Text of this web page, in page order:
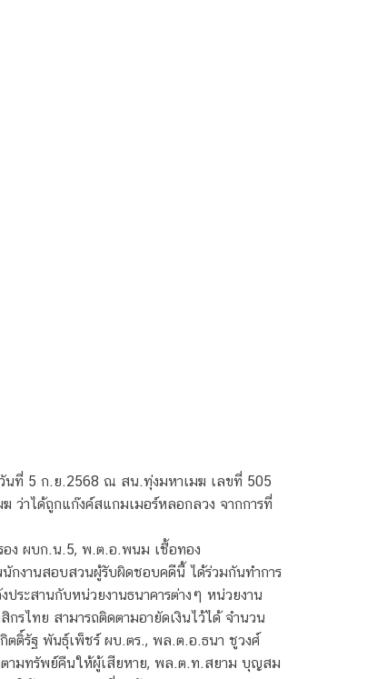
นที่ 5 ก.ย.2568 ณ สน.ทุ่งมหาเมฆ เลขที่ 505
ว่าได้ถูกแก๊งค์สแกมเมอร์หลอกลวง จากการที่
ง ผบก.น.5, พ.ต.อ.พนม เชื้อทอง
งานสอบสวนผู้รับผิดชอบคดีนี้ ได้ร่วมกันทำการ
ระสานกับหน่วยงานธนาคารต่างๆ หน่วยงาน
รไทย สามารถติดตามอายัดเงินไว้ได้ จำนวน
ติ์รัฐ พันธุ์เพ็ชร์ ผบ.ตร., พล.ต.อ.ธนา ชูวงศ์
ตามทรัพย์คืนให้ผู้เสียหาย, พล.ต.ท.สยาม บุญสม